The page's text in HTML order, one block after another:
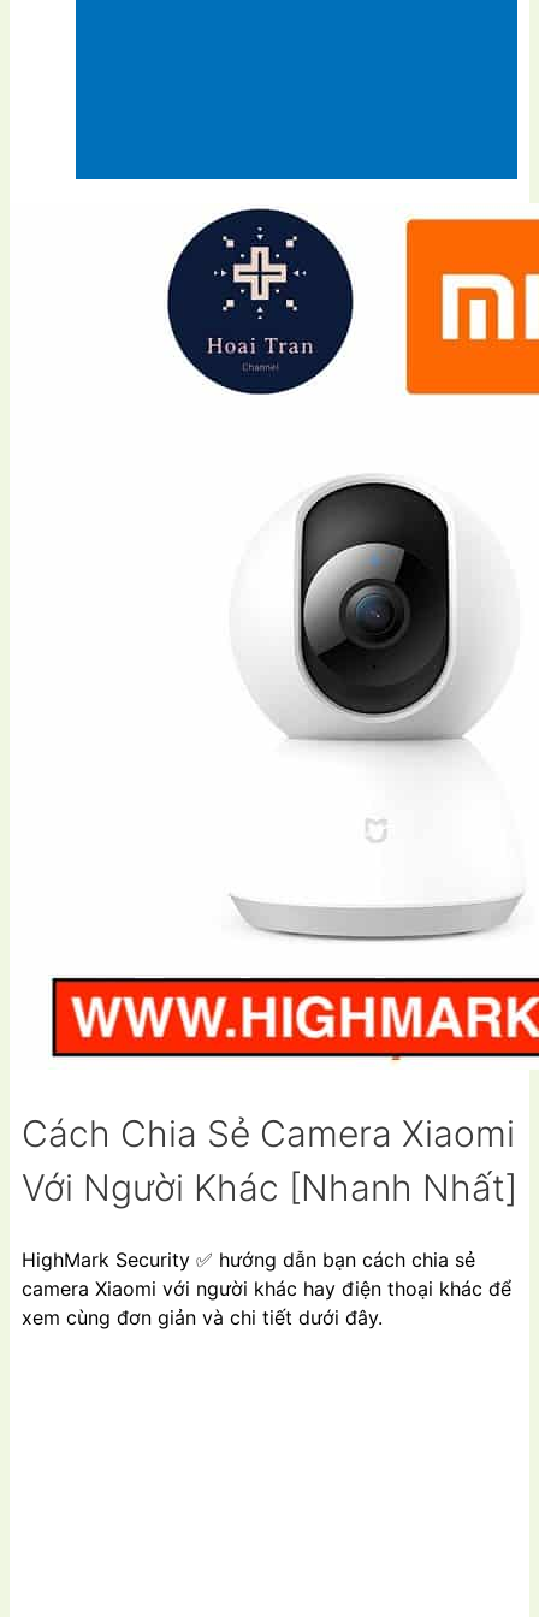
Cách Chia Sẻ Camera Xiaomi
Với Người Khác [Nhanh Nhất]
HighMark Security ✅ hướng dẫn bạn cách chia sẻ
camera Xiaomi với người khác hay điện thoại khác để
xem cùng đơn giản và chi tiết dưới đây.